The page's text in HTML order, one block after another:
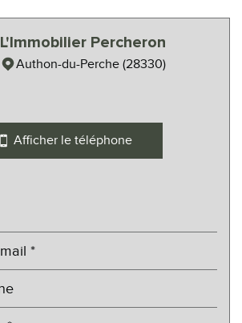
L'Immobilier Percheron
Authon-du-Perche (28330)
Afficher le téléphone